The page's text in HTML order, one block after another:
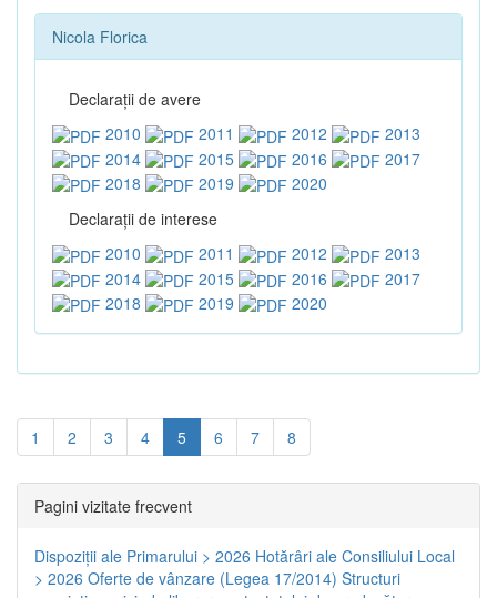
Nicola Florica
Declaraţii de avere
2010
2011 2012
2013
2014
2015 2016
2017
2018
2019
2020
Declaraţii de interese
2010
2011 2012
2013
2014
2015 2016
2017
2018
2019 2020
1 2 3 4 5 6 7 8
Pagini vizitate frecvent
Dispoziţii ale Primarului > 2026 Hotărâri ale Consiliului Local
> 2026 Oferte de vânzare (Legea 17/2014) Structuri